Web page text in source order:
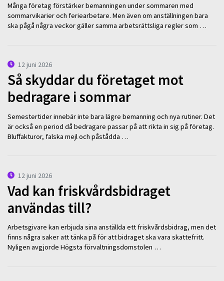
Många företag förstärker bemanningen under sommaren med
sommarvikarier och feriearbetare. Men även om anställningen bara
ska pågå några veckor gäller samma arbetsrättsliga regler som …
12 juni 2026
Så skyddar du företaget mot
bedragare i sommar
Semestertider innebär inte bara lägre bemanning och nya rutiner. Det
är också en period då bedragare passar på att rikta in sig på företag.
Bluffakturor, falska mejl och påstådda …
12 juni 2026
Vad kan friskvårdsbidraget
användas till?
Arbetsgivare kan erbjuda sina anställda ett friskvårdsbidrag, men det
finns några saker att tänka på för att bidraget ska vara skattefritt.
Nyligen avgjorde Högsta förvaltningsdomstolen …